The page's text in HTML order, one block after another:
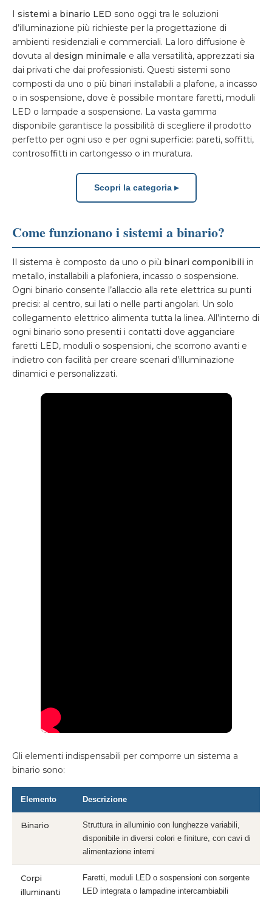
I sistemi a binario LED sono oggi tra le soluzioni
d’illuminazione più richieste per la progettazione di
ambienti residenziali e commerciali. La loro diffusione è
dovuta al design minimale e alla versatilità, apprezzati sia
dai privati che dai professionisti. Questi sistemi sono
composti da uno o più binari installabili a plafone, a incasso
o in sospensione, dove è possibile montare faretti, moduli
LED o lampade a sospensione. La vasta gamma
disponibile garantisce la possibilità di scegliere il prodotto
perfetto per ogni uso e per ogni superficie: pareti, soffitti,
controsoffitti in cartongesso o in muratura.
Scopri la categoria ▸
Come funzionano i sistemi a binario?
Il sistema è composto da uno o più binari componibili in
metallo, installabili a plafoniera, incasso o sospensione.
Ogni binario consente l’allaccio alla rete elettrica su punti
precisi: al centro, sui lati o nelle parti angolari. Un solo
collegamento elettrico alimenta tutta la linea. All’interno di
ogni binario sono presenti i contatti dove agganciare
faretti LED, moduli o sospensioni, che scorrono avanti e
indietro con facilità per creare scenari d’illuminazione
dinamici e personalizzati.
Gli elementi indispensabili per comporre un sistema a
binario sono:
Elemento Descrizione
Binario
Struttura in alluminio con lunghezze variabili,
disponibile in diversi colori e finiture, con cavi di
alimentazione interni
Corpi
illuminanti
Faretti, moduli LED o sospensioni con sorgente
LED integrata o lampadine intercambiabili